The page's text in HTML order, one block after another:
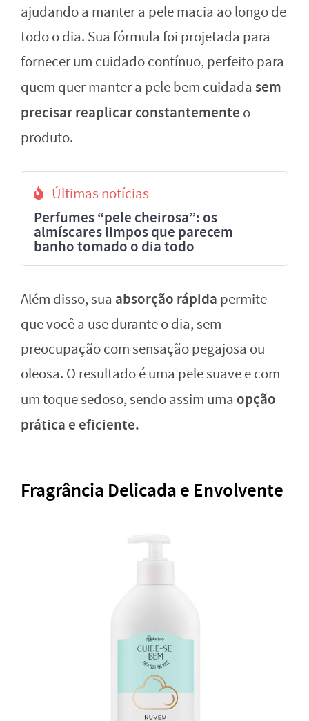
ajudando a manter a pele macia ao longo de
todo o dia. Sua fórmula foi projetada para
fornecer um cuidado contínuo, perfeito para
quem quer manter a pele bem cuidada sem
precisar reaplicar constantemente o
produto.
Últimas notícias
Perfumes “pele cheirosa”: os
almíscares limpos que parecem
banho tomado o dia todo
Além disso, sua absorção rápida permite
que você a use durante o dia, sem
preocupação com sensação pegajosa ou
oleosa. O resultado é uma pele suave e com
um toque sedoso, sendo assim uma opção
prática e eficiente.
Fragrância Delicada e Envolvente